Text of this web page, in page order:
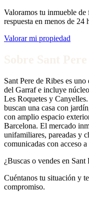
Valoramos tu inmueble
respuesta en menos de 24
Valorar mi propiedad
Sant Pere de Ribes es
del Garraf e incluye
Les Roquetes y
buscan una casa con
con amplio espacio
Barcelona. El mercado
unifamiliares, pareadas y
comunicadas con acceso
¿Buscas o vendes en Sant
Cuéntanos tu situación y
compromiso.